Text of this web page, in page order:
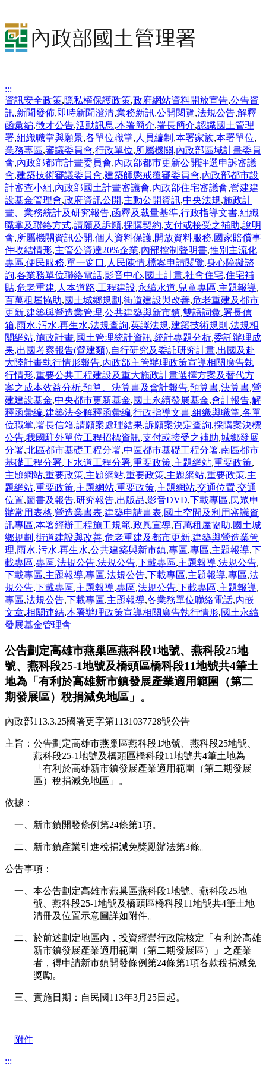
:::
資訊安全政策,隱私權保護政策,政府網站資料開放宣告,公告資
訊,新聞發佈,即時新聞澄清,業務新訊,公開閱覽,法規公告,解釋
函彙編,徵才公告,活動訊息,本署簡介,署長簡介,認識國土管理
署,組織職掌與願景,各單位職掌, 人員編制 ,本署家族,本署單位,
業務專區,審議委員會,行政單位,所屬機關,內政部區域計畫委員
會,內政部都市計畫委員會,內政部都市更新公開評選申訴審議
會,建築技術審議委員會,建築師懲戒覆審委員會,內政部都市設
計審查小組,內政部國土計畫審議會,內政部住宅審議會,營建建
設基金管理會,政府資訊公開,主動公開資訊,中央法規,施政計
畫、業務統計及研究報告,函釋及裁量基準,行政指導文書,組織
職掌及聯絡方式,請願及訴願,採購契約,支付或接受之補助,說明
會,所屬機關資訊公開,個人資料保護,開放資料服務,國家賠償事
件收結情形,主管公資達20%企業,內部控制聲明書,性別主流化
專區,便民服務,單一窗口, 人民陳情,檔案申請閱覽,身心障礙諮
詢,各業務單位聯絡電話,影音中心,國土計畫,社會住宅,住宅補
貼,危老重建, 人本道路,工程建設,永續水道,兒童專區,主題報導,
百萬租屋協助,國土城鄉規劃 ,街道建設與改善,危老重建及都市
更新,建築與營造業管理,公共建築與新市鎮,雙語詞彙,署長信
箱,雨水.污水.再生水,法規查詢,英譯法規,建築技術規則 ,法規相
關網站,施政計畫,國土管理統計資訊,統計專題分析,委託辦理成
果,出國考察報告(營建類),自行研究及委託研究計畫,出國及赴
大陸計畫執行情形報告,內政部主管辦理政策宣導相關廣告執
行情形,重要公共工程建設及重大施政計畫選擇方案及替代方
案之成本效益分析,預算、決算書及會計報告,預算書,決算書,營
建建設基金,中央都市更新基金,國土永續發展基金,會計報告,解
釋函彙編,建築法令解釋函彙編,行政指導文書,組織與職掌,各單
位職掌,署長信箱,請願案處理結果,訴願案決定查詢,採購案決標
公告,我國駐外單位工程招標資訊,支付或接受之補助,城鄉發展
分署,北區都市基礎工程分署,中區都市基礎工程分署,南區都市
基礎工程分署,下水道工程分署,重要政策,主題網站,重要政策,
主題網站,重要政策,主題網站,重要政策,主題網站,重要政策,主
題網站,重要政策,主題網站,重要政策,主題網站,交通位置,交通
位置,圖書及報告,研究報告,出版品,影音DVD,下載專區,民眾申
辦常用表格,營造業書表,建築申請書表,國土空間及利用審議資
訊專區,本署經辦工程施工規範,政風宣導,百萬租屋協助,國土城
鄉規劃 ,街道建設與改善,危老重建及都市更新,建築與營造業管
理,雨水.污水.再生水,公共建築與新市鎮,專區,專區,主題報導,下
載專區,專區,法規公告,法規公告,下載專區,主題報導,法規公告,
下載專區,主題報導,專區,法規公告,下載專區,主題報導,專區,法
規公告,下載專區,主題報導,專區,法規公告,下載專區,主題報導,
專區,法規公告,下載專區,主題報導,各業務單位聯絡電話,內嵌
文章,相關連結,本署辦理政策宣導相關廣告執行情形,國土永續
發展基金管理會
公告劃定高雄市燕巢區燕科段1地號、燕科段25地
號、燕科段25-1地號及橋頭區橋科段11地號共4筆土
地為「有利於高雄新市鎮發展產業適用範圍（第二
期發展區）稅捐減免地區」。
內政部113.3.25國署更字第1131037728號公告
主旨：公告劃定高雄市燕巢區燕科段1地號、燕科段25地號、
燕科段25-1地號及橋頭區橋科段11地號共4筆土地為
「有利於高雄新市鎮發展產業適用範圍（第二期發展
區）稅捐減免地區」。
依據：
一、新市鎮開發條例第24條第1項。
二、新市鎮產業引進稅捐減免獎勵辦法第3條。
公告事項：
一、本公告劃定高雄市燕巢區燕科段1地號、燕科段25地
號、燕科段25-1地號及橋頭區橋科段11地號共4筆土地
清冊及位置示意圖詳如附件。
二、於前述劃定地區內，投資經營行政院核定「有利於高雄
新市鎮發展產業適用範圍（第二期發展區）」之產業
者，得申請新市鎮開發條例第24條第1項各款稅捐減免
獎勵。
三、實施日期：自民國113年3月25日起。
附件
:::